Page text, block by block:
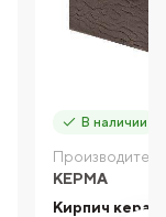
В наличии
КЕРМА
Кирпич